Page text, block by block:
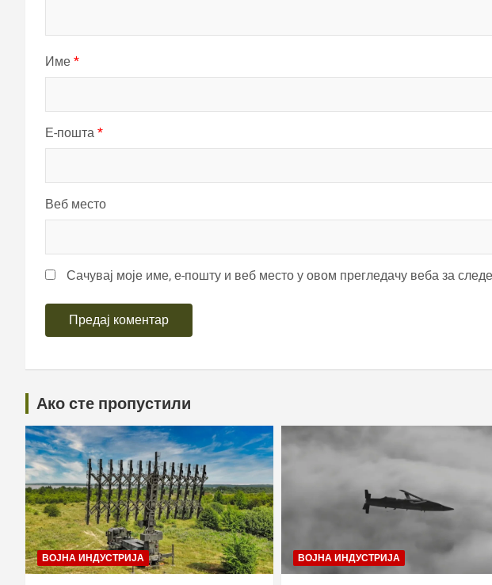
Име *
Е-пошта *
Веб место
Сачувај моје име, е-пошту и веб место у овом прегледачу веба за
Ако сте пропустили
ВОЈНА ИНДУСТРИЈА ВОЈНА ИНДУСТРИЈА